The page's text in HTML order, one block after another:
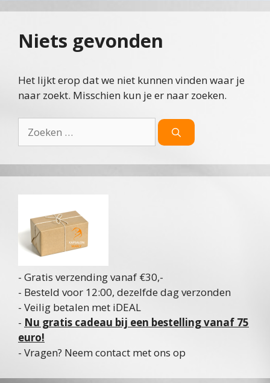
Niets gevonden
Het lijkt erop dat we niet kunnen vinden waar je
naar zoekt. Misschien kun je er naar zoeken.
naar:
- Gratis verzending vanaf €30,-
- Besteld voor 12:00, dezelfde dag verzonden
- Veilig betalen met iDEAL
- Nu gratis cadeau bij een bestelling vanaf 75
euro!
- Vragen? Neem contact met ons op